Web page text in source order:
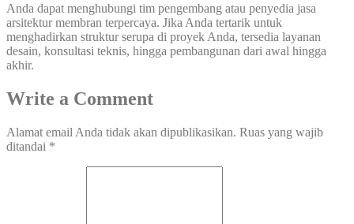
Anda dapat menghubungi tim pengembang atau penyedia jasa
arsitektur membran terpercaya. Jika Anda tertarik untuk
menghadirkan struktur serupa di proyek Anda, tersedia layanan
desain, konsultasi teknis, hingga pembangunan dari awal hingga
akhir.
Write a Comment
Alamat email Anda tidak akan dipublikasikan. Ruas yang wajib
ditandai *